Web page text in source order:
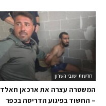
חדשות ישובי השרון
המשטרה עצרה את ארכאן חאלד
– החשוד בפיגוע הדריסה בכפר